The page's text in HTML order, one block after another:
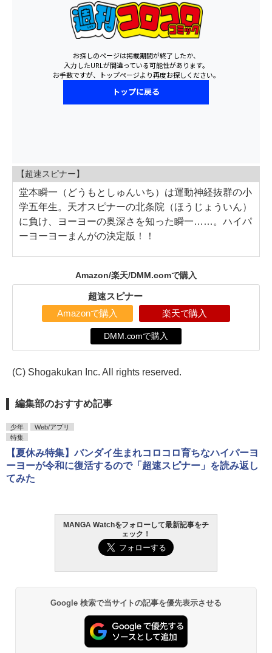
【超速スピナー】
堂本瞬一（どうもとしゅんいち）は運動神経抜群の小
学五年生。天才スピナーの北条院（ほうじょういん）
に負け、ヨーヨーの奥深さを知った瞬一……。ハイパ
ーヨーヨーまんがの決定版！！
Amazon/楽天/DMM.comで購入
超速スピナー
Amazonで購入 楽天で購入
DMM.comで購入
(C) Shogakukan Inc. All rights reserved.
編集部のおすすめ記事
少年
Web/アプリ
特集
【夏休み特集】バンダイ生まれコロコロ育ちなハイパーヨ
ーヨーが令和に復活するので「超速スピナー」を読み返し
てみた
MANGA Watchをフォローして最新記事をチ
ェック！
Google 検索で当サイトの記事を優先表示させる